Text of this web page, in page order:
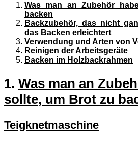
Was man an Zubehör
backen
Backzubehör, das nicht
das Backen erleichtert
Verwendung und Arten von
Reinigen der Arbeitsgeräte
Backen im Holzbackrahmen
1. Was man an
sollte, um Brot zu
Teigknetmaschine